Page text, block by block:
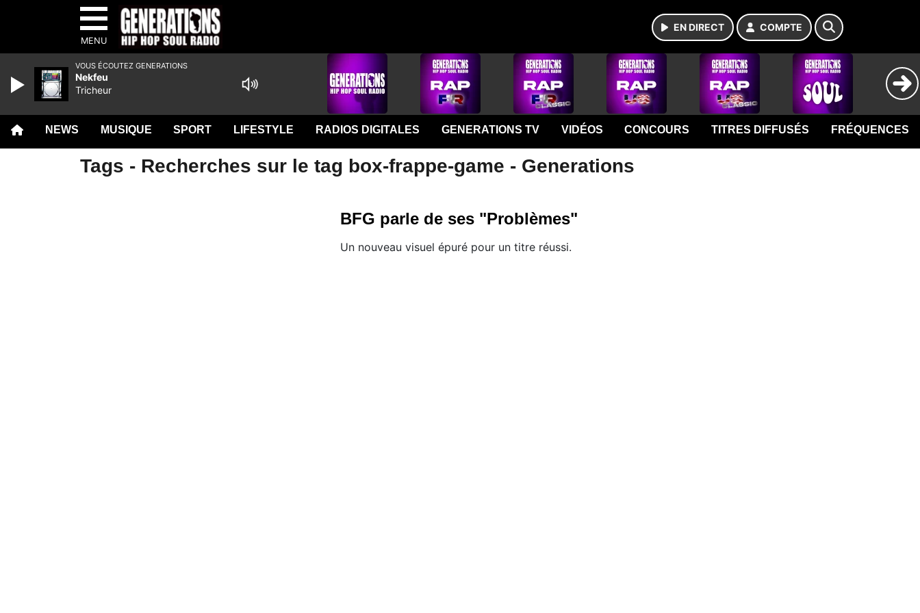
MENU
EN DIRECT COMPTE
NEWS MUSIQUE SPORT LIFESTYLE RADIOS DIGITALES GENERATIONS TV VIDÉOS CONCOURS TITRES DIFFUSÉS FRÉQUENCES
Tags - Recherches sur le tag box-frappe-game - Generations
BFG parle de ses "Problèmes"
Un nouveau visuel épuré pour un titre réussi.
VOUS ÉCOUTEZ GENERATIONS
Nekfeu
Tricheur